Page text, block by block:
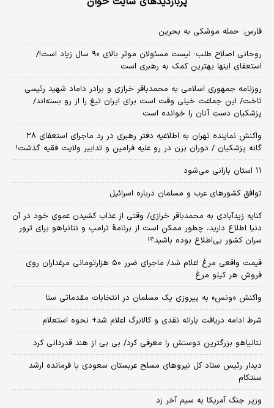
فارس: حمله موشکی به بحرین
روحانی اصلاح طلب: ‌لیست مسئولان موثر بالای ۹۰ سال زیاد است!/
استعفای اینها بهترین کمک به رهبری است
روزنامه جمهوری اسلامی به محمدباقر خرازی و برادر داماد شهید رئیسی
تاخت/ این جماعت خیلی وقت است برای ایران تیغ را از رو بسته‌اند/
پزشکیان دستِ آنان را خوانده است
واکنش نماینده تهران به اطلاعیه دفتر رهبری در رد ماجرای استعفای ۲۸
گانه پزشکیان / دوران بزن در رو علیه فرامین و تدابیر ولایت فقیه گذشت!
۱۱ استان بارانی می‌شود
توافق کشورهای عرب و مسلمان درباره اسرائیل
کنایه زیدآبادی به محمدباقر خرازی/ وقتی از عذاب کشیدن عموی خود در آن
دنیا اطلاع دارید، چطور ممکن است از برنامهٔ ترامپ و نتانیاهو برای ترور
سران کشور بی‌اطلاع بوده باشید؟!
قیمت واقعی مرغ اعلام شد/ ماجرای ضرر ۵۰ هزارتومانی مرغداران روی
فروش هر کیلو مرغ
واکنش «ونس» به پیروزی یک مسلمان در انتخابات مقدماتی سنا
شرط ادامه دریافت یارانه نقدی و کالابرگ اعلام شد+ نحوه استعلام
نتانیاهو بزرگترین دوستش را معرفی کرد/ بی بی از هند قدردانی کرد
دیدار رئیس ستاد کل نیروهای مسلح عربستان سعودی با فرمانده ارشد
سنتکام
وزیر جنگ آمریکا به سیم آخر زد